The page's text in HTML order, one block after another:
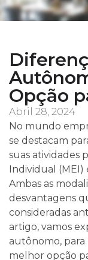
Opção
Abril 28, 2024
No mundo
se destacam
suas atividades
Individual
Ambas as
desvantagens
consideradas
artigo, vamos
autônomo,
melhor opção